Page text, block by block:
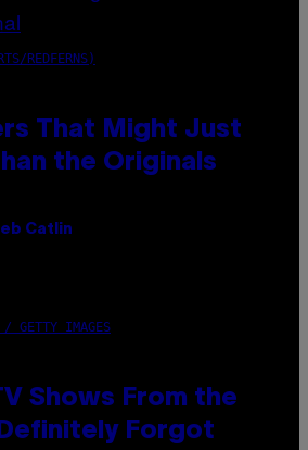
REDFERNS)
That Might Just
the Originals
Catlin
/ GETTY IMAGES
Shows From the
Forgot